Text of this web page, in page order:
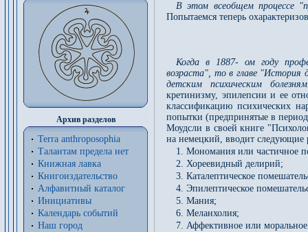
Архив разделов
Terra anthroposophia
Талантам предела нет
Книжная лавка
Книгоиздательство
Алфавитный каталог
Инициативы
Календарь событий
Наш город
В этом всеобщем процессе
Попытаемся теперь
Когда в 1887- ом году
возраста", то в главе "История
детским психическим
кретинизму, эпилепсии и ее
классификацию психических
попытки (предпринятые в
Моудсли в своей книге
на немецкий, вводит следующие
1. Мономания или частичное
2. Хореевидный делирий;
3. Каталептическое
4. Эпилептическое
5. Мания;
6. Меланхолия;
7. Аффективное или